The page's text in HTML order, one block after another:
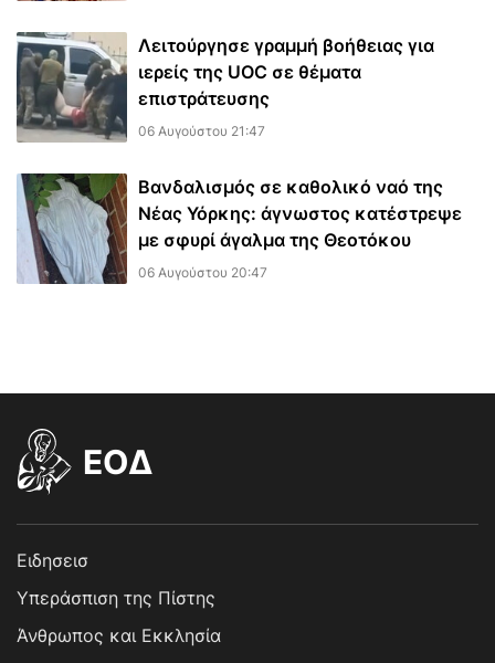
Λειτούργησε γραμμή βοήθειας για
ιερείς της UOC σε θέματα
επιστράτευσης
06 Αυγούστου 21:47
Βανδαλισμός σε καθολικό ναό της
Νέας Υόρκης: άγνωστος κατέστρεψε
με σφυρί άγαλμα της Θεοτόκου
06 Αυγούστου 20:47
EOΔ
Ειδησεισ
Υπεράσπιση της Πίστης
Άνθρωπος και Εκκλησία